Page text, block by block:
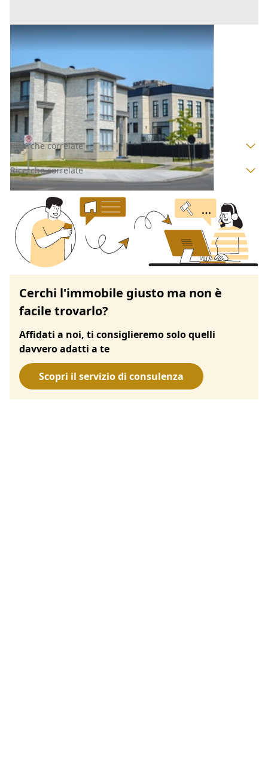
Abitazione di Tipo Civile all'asta a Padova
Granze (Padova)
86.250 € 115.000 €
Codice asta:11d52778
Asta chiusa
Ricerche correlate
Ricerche correlate
Cerchi l'immobile giusto ma non è
facile trovarlo?
Affidati a noi, ti consiglieremo solo quelli
davvero adatti a te
Scopri il servizio di consulenza